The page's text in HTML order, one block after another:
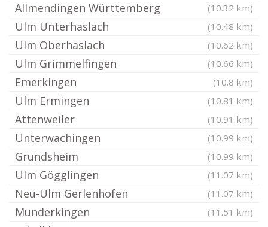
Allmendingen Württemberg (10.32 km)
Ulm Unterhaslach (10.48 km)
Ulm Oberhaslach (10.62 km)
Ulm Grimmelfingen (10.66 km)
Emerkingen (10.8 km)
Ulm Ermingen (10.81 km)
Attenweiler (10.91 km)
Unterwachingen (10.99 km)
Grundsheim (10.99 km)
Ulm Gögglingen (11.07 km)
Neu-Ulm Gerlenhofen (11.07 km)
Munderkingen (11.51 km)